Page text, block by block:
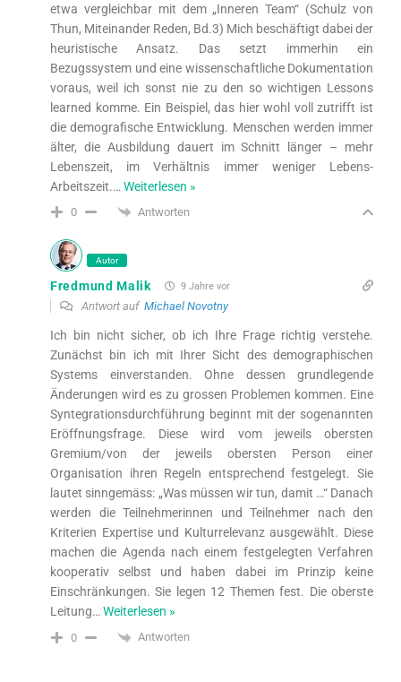
etwa vergleichbar mit dem „Inneren Team“ (Schulz von
Thun, Miteinander Reden, Bd.3) Mich beschäftigt dabei der
heuristische Ansatz. Das setzt immerhin ein
Bezugssystem und eine wissenschaftliche Dokumentation
voraus, weil ich sonst nie zu den so wichtigen Lessons
learned komme. Ein Beispiel, das hier wohl voll zutrifft ist
die demografische Entwicklung. Menschen werden immer
älter, die Ausbildung dauert im Schnitt länger – mehr
Lebenszeit, im Verhältnis immer weniger Lebens-
Arbeitszeit.… Weiterlesen »
0 Antworten
Autor
Fredmund Malik 9 Jahre vor
Antwort auf Michael Novotny
Ich bin nicht sicher, ob ich Ihre Frage richtig verstehe.
Zunächst bin ich mit Ihrer Sicht des demographischen
Systems einverstanden. Ohne dessen grundlegende
Änderungen wird es zu grossen Problemen kommen. Eine
Syntegrationsdurchführung beginnt mit der sogenannten
Eröffnungsfrage. Diese wird vom jeweils obersten
Gremium/von der jeweils obersten Person einer
Organisation ihren Regeln entsprechend festgelegt. Sie
lautet sinngemäss: „Was müssen wir tun, damit …“ Danach
werden die Teilnehmerinnen und Teilnehmer nach den
Kriterien Expertise und Kulturrelevanz ausgewählt. Diese
machen die Agenda nach einem festgelegten Verfahren
kooperativ selbst und haben dabei im Prinzip keine
Einschränkungen. Sie legen 12 Themen fest. Die oberste
Leitung…Weiterlesen »
0 Antworten